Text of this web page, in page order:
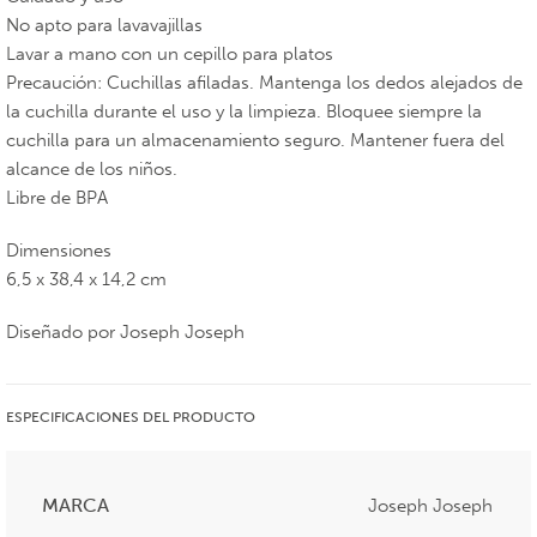
No apto para lavavajillas
Lavar a mano con un cepillo para platos
Precaución: Cuchillas afiladas. Mantenga los dedos alejados de
la cuchilla durante el uso y la limpieza. Bloquee siempre la
cuchilla para un almacenamiento seguro. Mantener fuera del
alcance de los niños.
Libre de BPA
Dimensiones
6,5 x 38,4 x 14,2 cm
Diseñado por Joseph Joseph
ESPECIFICACIONES DEL PRODUCTO
MARCA Joseph Joseph